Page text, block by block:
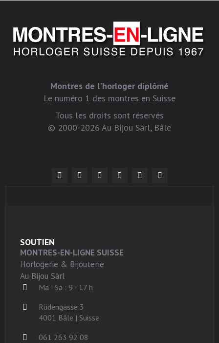
Montres de l'horloger diplômé
Le numéro 1 des montres en Suisse
Tous les droits sont réservés
© 2000-2026 Au Bijou Sàrl, Bâle
SOUTIEN
MONTRES-EN-LIGNE SUISSE
Horlogerie & Bijouterie
Au Bijou Sàrl
Ma - Sa : 9 - 17 h
Rüdengasse 3
4001 Bâle | Suisse
061 263 92 08